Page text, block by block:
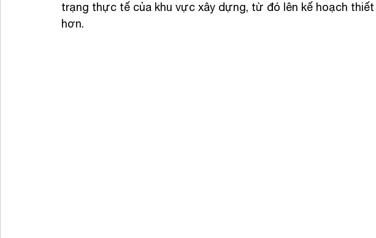
trạng thực tế của khu vực xây dựng, từ đó lên kế hoạch thiết
hơn.